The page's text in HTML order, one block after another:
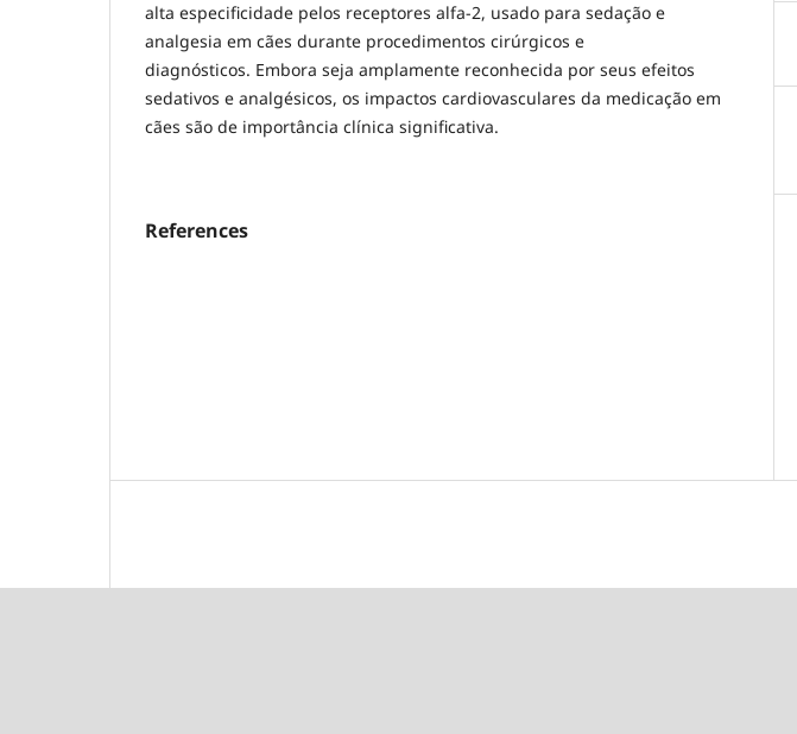
alta especificidade pelos receptores alfa-2, usado para sedação e
analgesia em cães durante procedimentos cirúrgicos e
diagnósticos. Embora seja amplamente reconhecida por seus efeitos
sedativos e analgésicos, os impactos cardiovasculares da medicação em
cães são de importância clínica significativa.
References